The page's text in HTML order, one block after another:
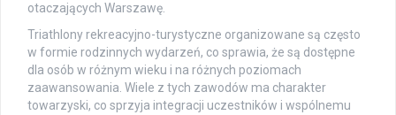
otaczających Warszawę.
Triathlony rekreacyjno-turystyczne organizowane są często
w formie rodzinnych wydarzeń, co sprawia, że są dostępne
dla osób w różnym wieku i na różnych poziomach
zaawansowania. Wiele z tych zawodów ma charakter
towarzyski, co sprzyja integracji uczestników i wspólnemu